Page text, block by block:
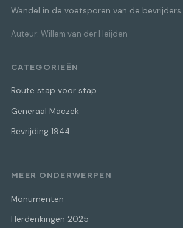
Wandel in de voetsporen van de bevrijders.
Auteur: Willem van der Heijden
CATEGORIEËN
Route stap voor stap
Generaal Maczek
Bevrijding 1944
MEER ONDERWERPEN
Monumenten
Herdenkingen 2025